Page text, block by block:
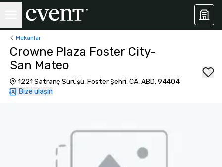
Mekanlar
Crowne Plaza Foster City-
San Mateo
1221 Satranç Sürüşü, Foster Şehri, CA, ABD, 94404
Bize ulaşın